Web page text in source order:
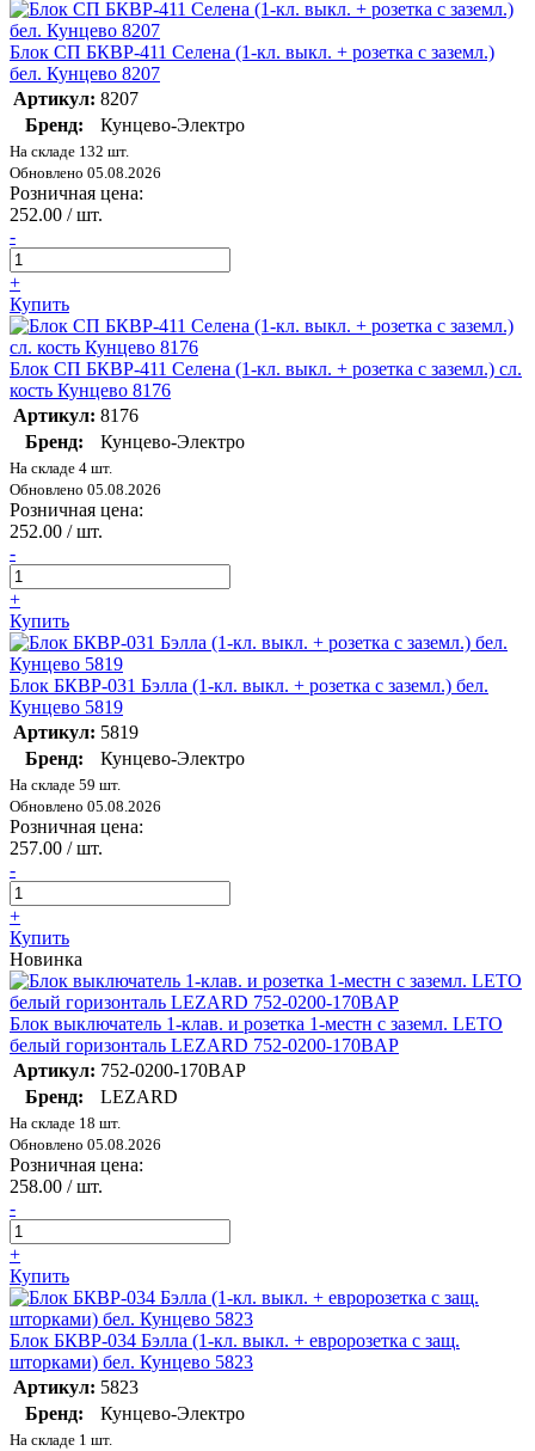
Блок СП БКВР-411 Селена (1-кл. выкл. + розетка с заземл.)
бел. Кунцево 8207
Артикул: 8207
Бренд:
Кунцево-Электро
На складе 132 шт.
Обновлено 05.08.2026
Розничная цена:
252.00 / шт.
-
+
Купить
Блок СП БКВР-411 Селена (1-кл. выкл. + розетка с заземл.) сл.
кость Кунцево 8176
Артикул: 8176
Бренд:
Кунцево-Электро
На складе 4 шт.
Обновлено 05.08.2026
Розничная цена:
252.00 / шт.
-
+
Купить
Блок БКВР-031 Бэлла (1-кл. выкл. + розетка с заземл.) бел.
Кунцево 5819
Артикул: 5819
Бренд:
Кунцево-Электро
На складе 59 шт.
Обновлено 05.08.2026
Розничная цена:
257.00 / шт.
-
+
Купить
Новинка
Блок выключатель 1-клав. и розетка 1-местн с заземл. LETO
белый горизонталь LEZARD 752-0200-170BAP
Артикул: 752-0200-170BAP
Бренд:
LEZARD
На складе 18 шт.
Обновлено 05.08.2026
Розничная цена:
258.00 / шт.
-
+
Купить
Блок БКВР-034 Бэлла (1-кл. выкл. + евророзетка с защ.
шторками) бел. Кунцево 5823
Артикул: 5823
Бренд:
Кунцево-Электро
На складе 1 шт.